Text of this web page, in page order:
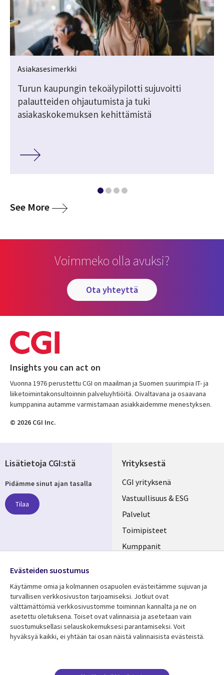
Asiakasesimerkki
Turun kaupungin tekoälypilotti sujuvoitti
palautteiden ohjautumista ja tuki
asiakaskokemuksen kehittämistä
See Moremedia
Voimmeko olla avuksi?
ota yhteyttä
Insights you can act on
Vuonna 1976 perustettu CGI on maailman ja Suomen suurimpia IT- ja
liiketoimintakonsultoinnin palveluyhtiöitä. Oivaltavana ja osaavana
kumppanina autamme varmistamaan asiakkaidemme menestyksen.
© 2026 CGI Inc.
Yrityksestä
Useful
links
FINLAND
CGI yrityksenä
Vastuullisuus & ESG
Palvelut
Toimipisteet
Kumppanit
Resurssikeskus
Library
Asiakastarinat
Lisätietoa
Legal
Tietosuoja
Käyttöehdot
Lisätietoja CGI:stä
Pidämme sinut ajan tasalla
Tilaa
Media
FINLAND
Evästeiden suostumus
Käytämme omia ja kolmannen osapuolen evästeitämme sujuvan ja
turvallisen verkkosivuston tarjoamiseksi. Jotkut ovat
välttämättömiä verkkosivustomme toiminnan kannalta ja ne on
asetettu oletuksena. Toiset ovat valinnaisia ​​ja asetetaan vain
suostumuksellasi selauskokemuksesi parantamiseksi. Voit
hyväksyä kaikki, ei yhtään tai osan näistä valinnaisista evästeistä.